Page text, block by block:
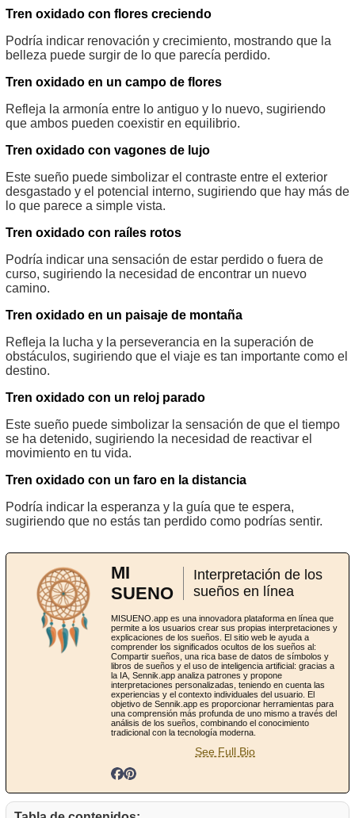
Tren oxidado con flores creciendo
Podría indicar renovación y crecimiento, mostrando que la
belleza puede surgir de lo que parecía perdido.
Tren oxidado en un campo de flores
Refleja la armonía entre lo antiguo y lo nuevo, sugiriendo
que ambos pueden coexistir en equilibrio.
Tren oxidado con vagones de lujo
Este sueño puede simbolizar el contraste entre el exterior
desgastado y el potencial interno, sugiriendo que hay más de
lo que parece a simple vista.
Tren oxidado con raíles rotos
Podría indicar una sensación de estar perdido o fuera de
curso, sugiriendo la necesidad de encontrar un nuevo
camino.
Tren oxidado en un paisaje de montaña
Refleja la lucha y la perseverancia en la superación de
obstáculos, sugiriendo que el viaje es tan importante como el
destino.
Tren oxidado con un reloj parado
Este sueño puede simbolizar la sensación de que el tiempo
se ha detenido, sugiriendo la necesidad de reactivar el
movimiento en tu vida.
Tren oxidado con un faro en la distancia
Podría indicar la esperanza y la guía que te espera,
sugiriendo que no estás tan perdido como podrías sentir.
MI
SUENO
Interpretación de los
sueños en línea
MISUENO.app es una innovadora plataforma en línea que
permite a los usuarios crear sus propias interpretaciones y
explicaciones de los sueños. El sitio web le ayuda a
comprender los significados ocultos de los sueños al:
Compartir sueños, una rica base de datos de símbolos y
libros de sueños y el uso de inteligencia artificial: gracias a
la IA, Sennik.app analiza patrones y propone
interpretaciones personalizadas, teniendo en cuenta las
experiencias y el contexto individuales del usuario. El
objetivo de Sennik.app es proporcionar herramientas para
una comprensión más profunda de uno mismo a través del
análisis de los sueños, combinando el conocimiento
tradicional con la tecnología moderna.
See Full Bio